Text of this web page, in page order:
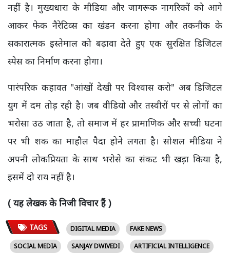
नहीं है। मुख्यधारा के मीडिया और जागरूक नागरिकों को आगे
आकर फेक नैरेटिव्स का खंडन करना होगा और तकनीक के
सकारात्मक इस्तेमाल को बढ़ावा देते हुए एक सुरक्षित डिजिटल
स्पेस का निर्माण करना होगा।
पारंपरिक कहावत "आंखों देखी पर विश्वास करो" अब डिजिटल
युग में दम तोड़ रही है। जब वीडियो और तस्वीरों पर से लोगों का
भरोसा उठ जाता है, तो समाज में हर प्रामाणिक और सच्ची घटना
पर भी शक का माहौल पैदा होने लगता है। सोशल मीडिया ने
अपनी लोकप्रियता के साथ भरोसे का संकट भी खड़ा किया है,
इसमें दो राय नहीं है।
( यह लेखक के निजी विचार हैं )
TAGS DIGITAL MEDIA
FAKE NEWS
SOCIAL MEDIA
SANJAY DWIVEDI ARTIFICIAL INTELLIGENCE